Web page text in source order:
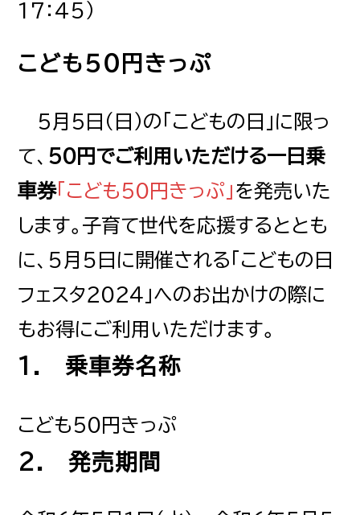
17：45）
こども５０円きっぷ
５月５日（日）の「こどもの日」に限っ
て、 ５０円でご利用いただける一日乗
車券「こども５０円きっぷ」 を発売いた
します。子育て世代を応援するととも
に、5月5日に開催される「こどもの日
フェスタ２０２４」へのお出かけの際に
もお得にご利用いただけます。
1. 乗車券名称
こども５０円きっぷ
2. 発売期間